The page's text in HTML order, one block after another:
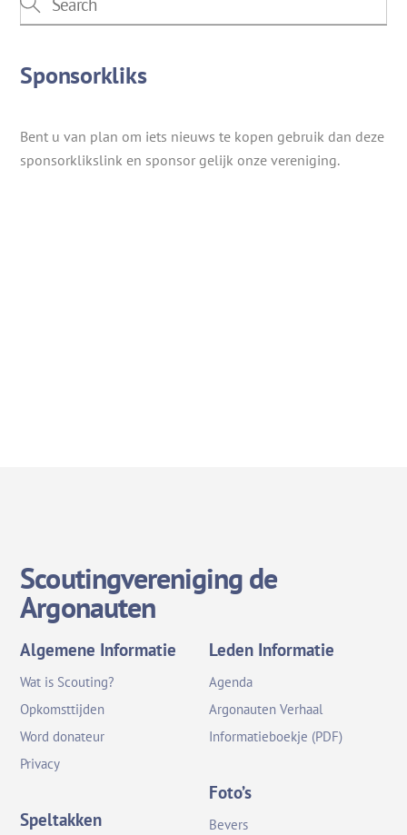
Sponsorkliks
Bent u van plan om iets nieuws te kopen gebruik dan deze
sponsorklikslink en sponsor gelijk onze vereniging.
Scoutingvereniging de
Argonauten
Algemene Informatie
Wat is Scouting?
Opkomsttijden
Word donateur
Privacy
Speltakken
Leden Informatie
Agenda
Argonauten Verhaal
Informatieboekje (PDF)
Foto’s
Bevers